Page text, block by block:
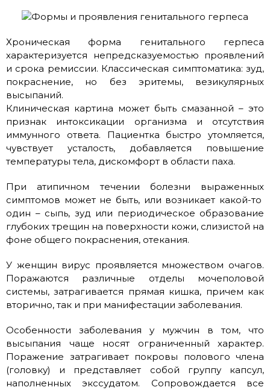
Хроническая форма генитального герпеса
характеризуется непредсказуемостью проявлений
и срока ремиссии. Классическая симптоматика: зуд,
покраснение, но без эритемы, везикулярных
высыпаний.
Клиническая картина может быть смазанной – это
признак интоксикации организма и отсутствия
иммунного ответа. Пациентка быстро утомляется,
чувствует усталость, добавляется повышение
температуры тела, дискомфорт в области паха.
При атипичном течении болезни выраженных
симптомов может не быть, или возникает какой-то
один – сыпь, зуд или периодическое образование
глубоких трещин на поверхности кожи, слизистой на
фоне общего покраснения, отекания.
У женщин вирус проявляется множеством очагов.
Поражаются различные отделы мочеполовой
системы, затрагивается прямая кишка, причем как
вторично, так и при манифестации заболевания.
Особенности заболевания у мужчин в том, что
высыпания чаще носят ограниченный характер.
Поражение затрагивает покровы полового члена
(головку) и представляет собой группу капсул,
наполненных экссудатом. Сопровождается все